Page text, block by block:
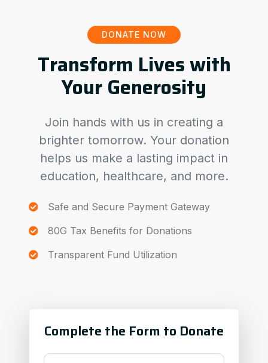
DONATE NOW
Transform Lives with
Your Generosity
Join hands with us in creating a
brighter tomorrow. Your donation
helps us make a lasting impact in
education, healthcare, and more.
Safe and Secure Payment Gateway
80G Tax Benefits for Donations
Transparent Fund Utilization
Complete the Form to Donate